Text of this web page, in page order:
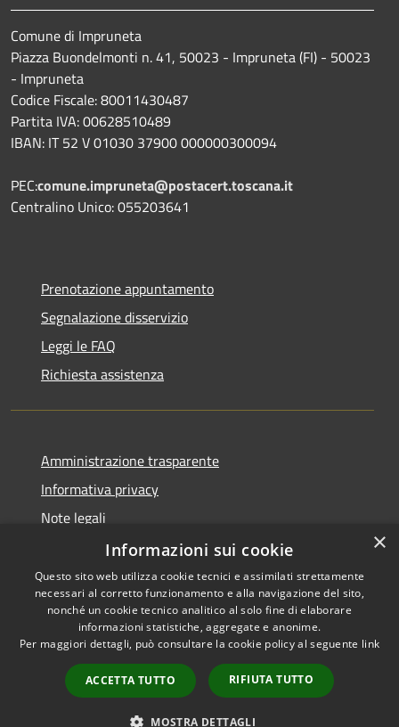
Comune di Impruneta
Piazza Buondelmonti n. 41, 50023 - Impruneta (FI) - 50023
- Impruneta
Codice Fiscale: 80011430487
Partita IVA: 00628510489
IBAN: IT 52 V 01030 37900 000000300094
PEC:comune.impruneta@postacert.toscana.it
Centralino Unico: 055203641
Prenotazione appuntamento
Segnalazione disservizio
Leggi le FAQ
Richiesta assistenza
Amministrazione trasparente
Informativa privacy
Note legali
Dichiarazione di accessibilità
RSS
Accessibilità
Copyright © 2026 • Comune di
Municipium•
Accesso
redazione
×
Informazioni sui cookie
Questo sito web utilizza cookie tecnici e assimilati strettamente
necessari al corretto funzionamento e alla navigazione del sito,
nonché un cookie tecnico analitico al solo fine di elaborare
informazioni statistiche, aggregate e anonime.
Per maggiori dettagli, può consultare la cookie policy al seguente link
ACCETTA TUTTO RIFIUTA TUTTO
MOSTRA DETTAGLI